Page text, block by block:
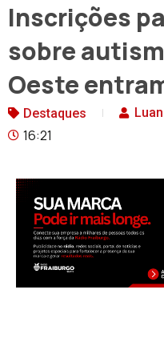
Inscrições
sobre
Oeste
Destaques
16:21